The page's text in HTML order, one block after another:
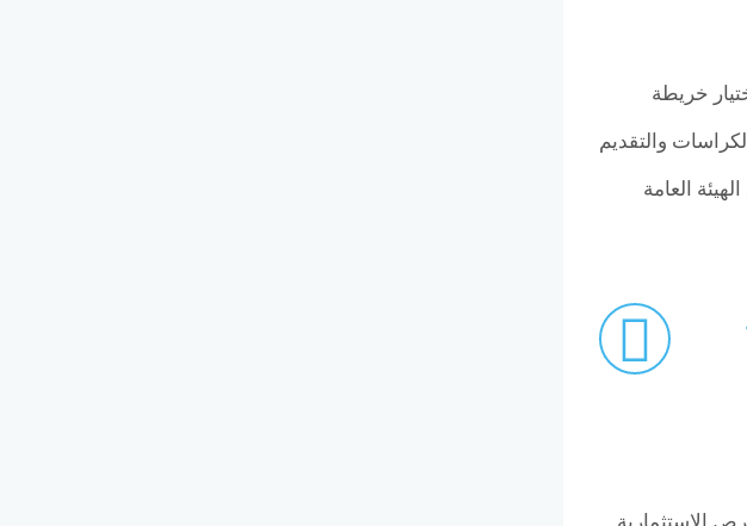
خريطة
والتقديم
العامة